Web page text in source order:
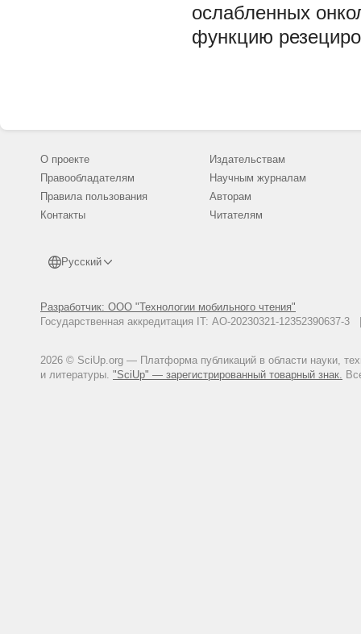
ослабленных
функцию
О проекте
Правообладателям
Правила пользования
Контакты
Русский
Разработчик: ООО "Технологии мобильного чтения"
Государственная аккредитация IT: АО-20230321-
2026 © SciUp.org — Платформа публикаций в области науки,
и литературы. "SciUp" — зарегистрированный товарный знак.
Издательствам
Научным журналам
Авторам
Читателям